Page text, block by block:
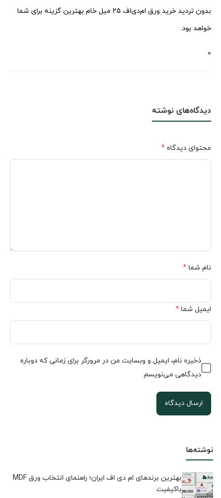
نوشته‌ها
بهترین برندهای ام دی اف ایران؛ راهنمای انتخاب ورق MDF
باکیفیت
بدون تردید خرید ورق ام‌دی‌اف 25 میل خام بهترین گزینه برای شما
خواهد بود.
0
دیدگاه‌های نوشته
محتوای دیدگاه *
نام شما *
ایمیل شما *
ذخیره نام، ایمیل و وبسایت من در مرورگر برای زمانی که دوباره
دیدگاهی می‌نویسم.